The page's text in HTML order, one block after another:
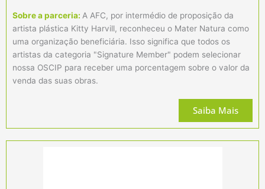
Sobre a parceria: A AFC, por intermédio de proposição da
artista plástica Kitty Harvill, reconheceu o Mater Natura como
uma organização beneficiária. Isso significa que todos os
artistas da categoria "Signature Member" podem selecionar
nossa OSCIP para receber uma porcentagem sobre o valor da
venda das suas obras.
Saiba Mais